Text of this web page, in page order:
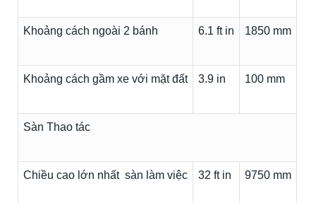
Khoảng cách ngoài 2 bánh 6.1 ft in 1850 mm
Khoảng cách gầm xe với mặt đất 3.9 in 100 mm
Sàn Thao tác
Chiều cao lớn nhất sàn làm việc 32 ft in 9750 mm